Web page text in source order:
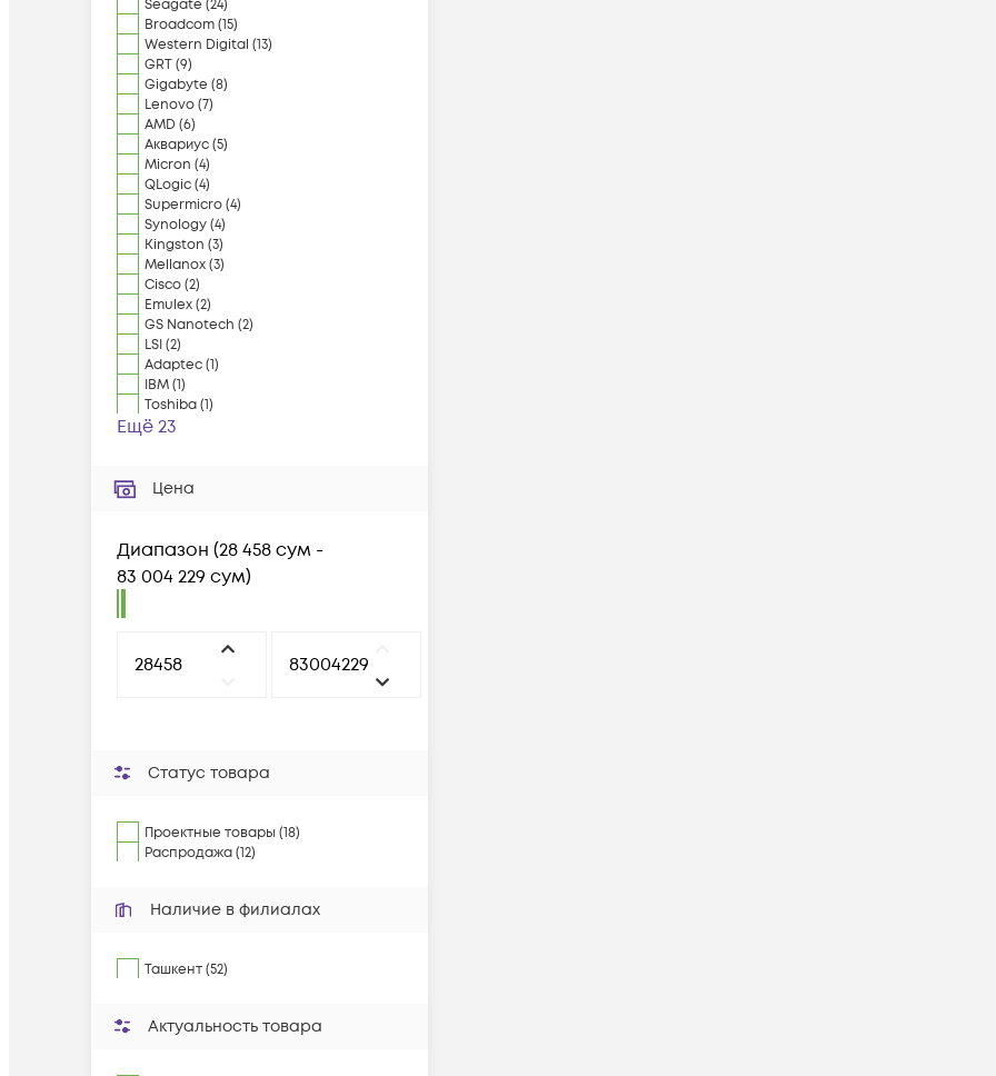
Seagate (24)
Broadcom(15)
Western Digital (13)
GRT(9)
Gigabyte (8)
Lenovo(7)
AMD(6)
Аквариус(5)
Micron (4)
QLogic(4)
Supermicro(4)
Synology(4)
Kingston (3)
Mellanox(3)
Cisco(2)
Emulex(2)
GS Nanotech (2)
LSI(2)
Adaptec(1)
IBM(1)
Toshiba(1)
Ещё 23
Цена
Диапазон (28 458 сум -
83 004 229 сум)
Статус товара
Проектные товары (18)
Распродажа (12)
Наличие в филиалах
Ташкент (52)
Актуальность товара